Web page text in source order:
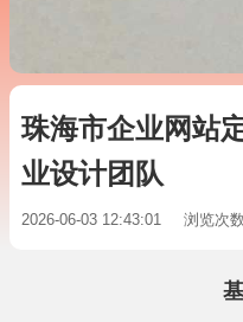
珠海市企业网站
业设计团队
2026-06-03 12:43:01 浏览次